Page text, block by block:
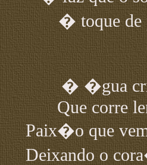
� toque de
� �gua
Que corre
Paix�o que
Deixando o